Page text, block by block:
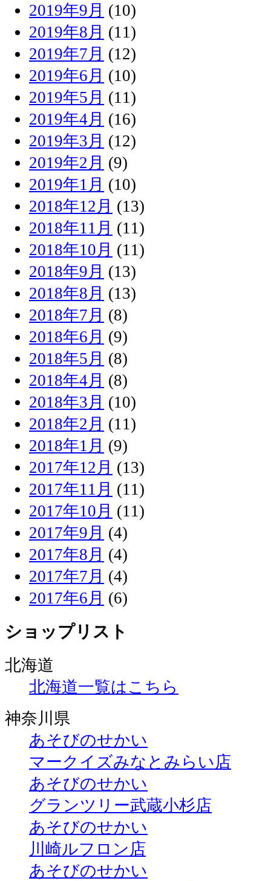
2019年9月 (10)
2019年8月 (11)
2019年7月 (12)
2019年6月 (10)
2019年5月 (11)
2019年4月 (16)
2019年3月 (12)
2019年2月 (9)
2019年1月 (10)
2018年12月 (13)
2018年11月 (11)
2018年10月 (11)
2018年9月 (13)
2018年8月 (13)
2018年7月 (8)
2018年6月 (9)
2018年5月 (8)
2018年4月 (8)
2018年3月 (10)
2018年2月 (11)
2018年1月 (9)
2017年12月 (13)
2017年11月 (11)
2017年10月 (11)
2017年9月 (4)
2017年8月 (4)
2017年7月 (4)
2017年6月 (6)
ショップリスト
北海道
北海道一覧はこちら
神奈川県
あそびのせかい
マークイズみなとみらい店
あそびのせかい
グランツリー武蔵小杉店
あそびのせかい
川崎ルフロン店
あそびのせかい